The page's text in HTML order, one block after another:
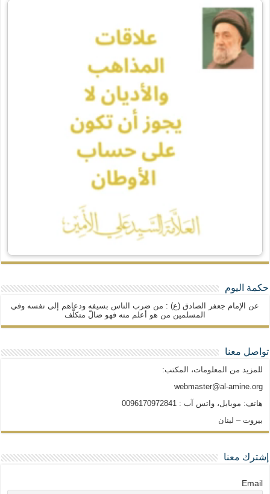
حكمة اليوم
عن الإمام جعفر الصادق (ع) : من ضرب الناس بسيفه ودعاهم إلى نفسه وفي
المسلمين من هو أعلم منه فهو ضالّ متكلّف
تواصل معنا
للمزيد من المعلومات، المكتب:
webmaster@al-amine.org
هاتف: موبايل، واتس آب : 0096170972841
بيروت – لبنان
إشترك معنا
Email